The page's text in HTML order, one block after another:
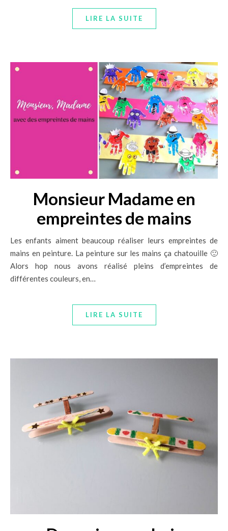
LIRE LA SUITE
Monsieur Madame en
empreintes de mains
Les enfants aiment beaucoup réaliser leurs empreintes de
mains en peinture. La peinture sur les mains ça chatouille 🙂
Alors hop nous avons réalisé pleins d’empreintes de
différentes couleurs, en…
LIRE LA SUITE